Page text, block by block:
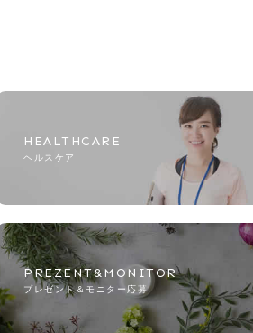
HEALTHCARE
ヘルスケア
PREZENT&MONITOR
プレゼント＆モニター応募